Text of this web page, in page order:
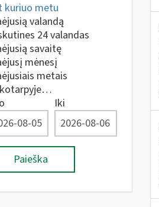
kuriuo metu
valandą
24 valandas
savaitę
mėnesį
metais
Iki
Paieška